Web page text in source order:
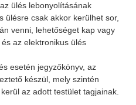
ülés lebonyolításának
ülésre csak akkor kerülhet sor,
venni, lehetőséget kap vagy
az elektronikus ülés
esetén jegyzőkönyv, az
készül, mely szintén
az adott testület tagjainak.